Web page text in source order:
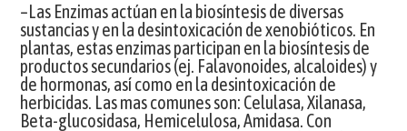
–Las Enzimas actúan en la biosíntesis de diversas
sustancias y en la desintoxicación de xenobióticos. En
plantas, estas enzimas participan en la biosíntesis de
productos secundarios (ej. Falavonoides, alcaloides) y
de hormonas, así como en la desintoxicación de
herbicidas. Las mas comunes son: Celulasa, Xilanasa,
Beta-glucosidasa, Hemicelulosa, Amidasa. Con